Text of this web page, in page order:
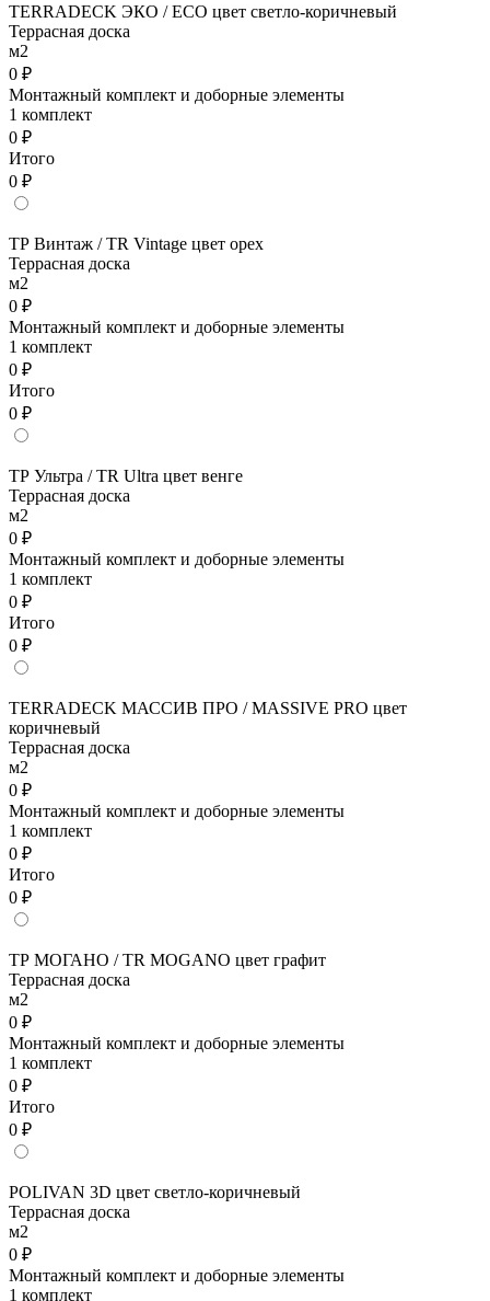
TERRADECK ЭКО / ECO цвет светло-коричневый
Террасная доска
м2
0 ₽
Монтажный комплект и доборные элементы
1 комплект
0 ₽
Итого
0 ₽
ТР Винтаж / TR Vintage цвет орех
Террасная доска
м2
0 ₽
Монтажный комплект и доборные элементы
1 комплект
0 ₽
Итого
0 ₽
ТР Ультра / TR Ultra цвет венге
Террасная доска
м2
0 ₽
Монтажный комплект и доборные элементы
1 комплект
0 ₽
Итого
0 ₽
TERRADECK МАССИВ ПРО / MASSIVE PRO цвет
коричневый
Террасная доска
м2
0 ₽
Монтажный комплект и доборные элементы
1 комплект
0 ₽
Итого
0 ₽
ТР МОГАНО / TR MOGANO цвет графит
Террасная доска
м2
0 ₽
Монтажный комплект и доборные элементы
1 комплект
0 ₽
Итого
0 ₽
POLIVAN 3D цвет светло-коричневый
Террасная доска
м2
0 ₽
Монтажный комплект и доборные элементы
1 комплект